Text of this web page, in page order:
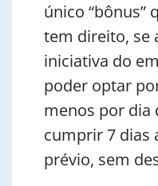
único “bônus”
tem direito, se
iniciativa do
poder optar
menos por dia
cumprir 7 dias
prévio, sem